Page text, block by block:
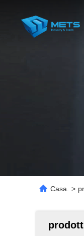
Casa. >